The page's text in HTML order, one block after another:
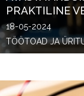
PRAKTILINE
18-05-2024
TÖÖTOAD JA